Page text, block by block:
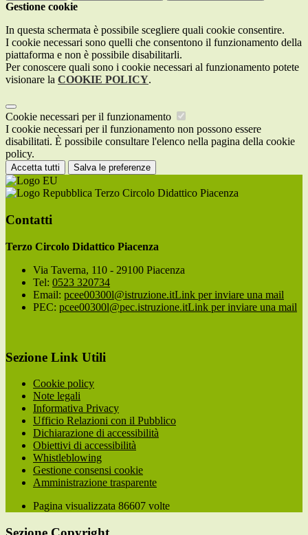
Gestione cookie
In questa schermata è possibile scegliere quali cookie consentire.
I cookie necessari sono quelli che consentono il funzionamento della
piattaforma e non è possibile disabilitarli.
Per conoscere quali sono i cookie necessari al funzionamento potete
visionare la COOKIE POLICY.
Cookie necessari per il funzionamento
I cookie necessari per il funzionamento non possono essere
disabilitati. È possibile consultare l'elenco nella pagina della cookie
policy.
Accetta tutti Salva le preferenze
Terzo Circolo Didattico Piacenza
Contatti
Terzo Circolo Didattico Piacenza
Via Taverna, 110 - 29100 Piacenza
Tel: 0523 320734
Email: pcee00300l@istruzione.itLink per inviare una mail
PEC: pcee00300l@pec.istruzione.itLink per inviare una mail
Sezione Link Utili
Cookie policy
Note legali
Informativa Privacy
Ufficio Relazioni con il Pubblico
Dichiarazione di accessibilità
Obiettivi di accessibilità
Whistleblowing
Gestione consensi cookie
Amministrazione trasparente
Pagina visualizzata 86607 volte